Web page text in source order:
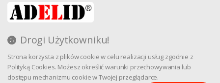
Drogi Użytkowniku!
Strona korzysta z plików cookie w celu realizacji usług zgodnie z
Polityką Cookies. Możesz określić warunki przechowywania lub
dostępu mechanizmu cookie w Twojej przeglądarce.
Regulamin
Reklamacja